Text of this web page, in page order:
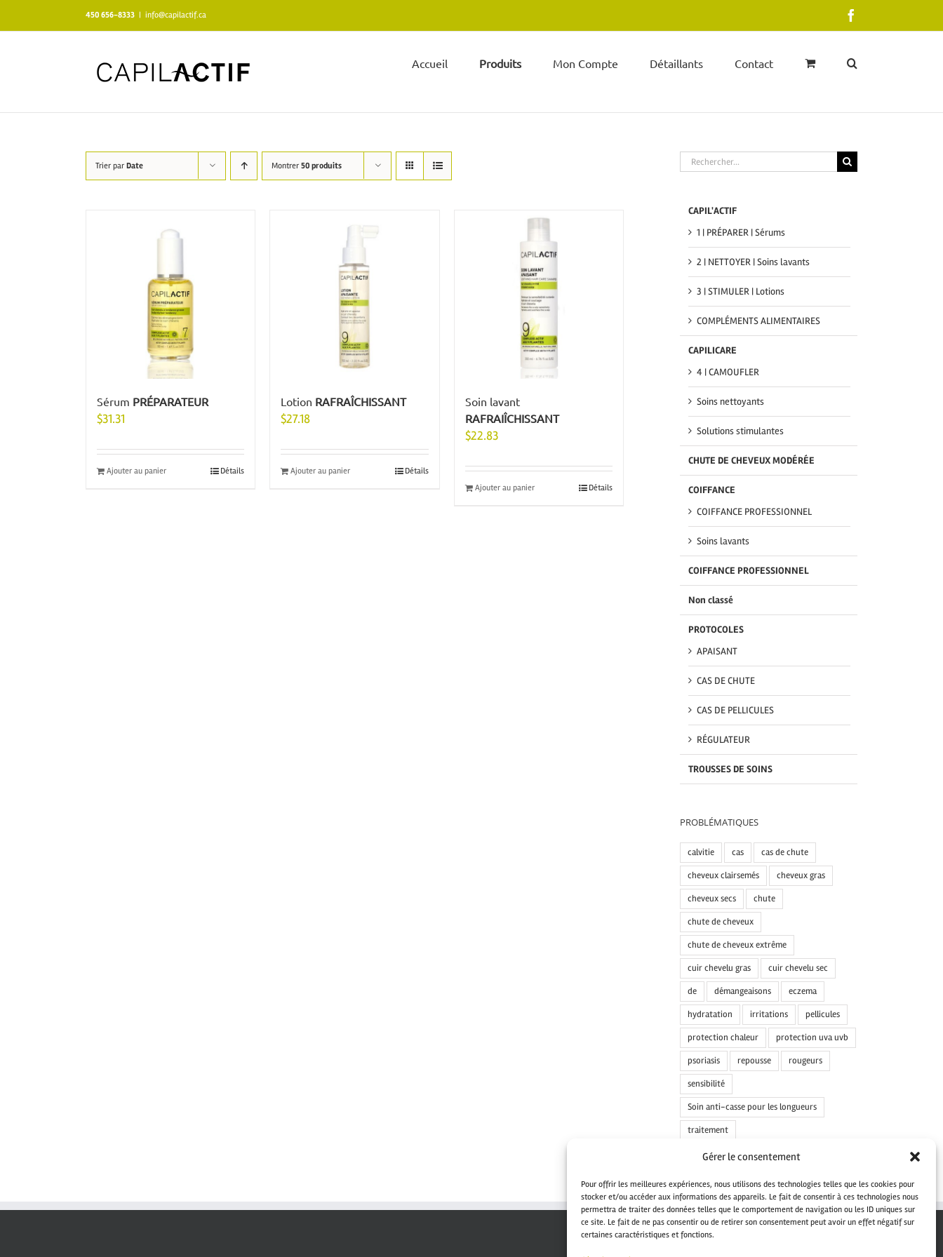
Gérer le consentement
Pour offrir les meilleures expériences, nous utilisons des technologies telles que les cookies pour
stocker et/ou accéder aux informations des appareils. Le fait de consentir à ces technologies nous
permettra de traiter des données telles que le comportement de navigation ou les ID uniques sur
ce site. Le fait de ne pas consentir ou de retirer son consentement peut avoir un effet négatif sur
certaines caractéristiques et fonctions.
450 656-8333 | info@capilactif.ca
Accueil Produits Mon Compte Détaillants Contact
Trier par Date Montrer 50 produits
Sérum PRÉPARATEUR
$31.31
Ajouter au panier Détails
Lotion RAFRAÎCHISSANT
$27.18
Ajouter au panier Détails
Soin lavant
RAFRAIÎCHISSANT
$22.83
Ajouter au panier Détails
Rechercher
CAPIL'ACTIF
1 | PRÉPARER | Sérums
2 | NETTOYER | Soins lavants
3 | STIMULER | Lotions
COMPLÉMENTS ALIMENTAIRES
CAPILICARE
4 | CAMOUFLER
Soins nettoyants
Solutions stimulantes
CHUTE DE CHEVEUX MODÉRÉE
COIFFANCE
COIFFANCE PROFESSIONNEL
Soins lavants
COIFFANCE PROFESSIONNEL
Non classé
PROTOCOLES
APAISANT
CAS DE CHUTE
CAS DE PELLICULES
RÉGULATEUR
TROUSSES DE SOINS
PROBLÉMATIQUES
calvitie cas cas de chute
cheveux clairsemés cheveux gras
cheveux secs chute
chute de cheveux
chute de cheveux extrême
cuir chevelu gras cuir chevelu sec
de démangeaisons eczema
hydratation irritations pellicules
protection chaleur protection uva uvb
psoriasis repousse rougeurs
sensibilité
Soin anti-casse pour les longueurs
traitement